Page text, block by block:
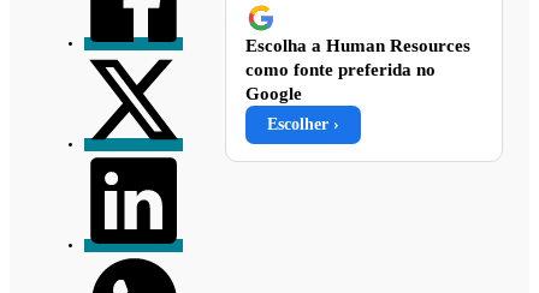
Escolha a Human Resources
como fonte preferida no
Google
Escolher ›